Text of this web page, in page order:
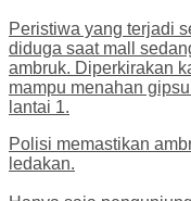
Peristiwa yang terjadi
diduga saat mall
ambruk. Diperkirakan
mampu menahan
lantai 1.
Polisi memastikan
ledakan.